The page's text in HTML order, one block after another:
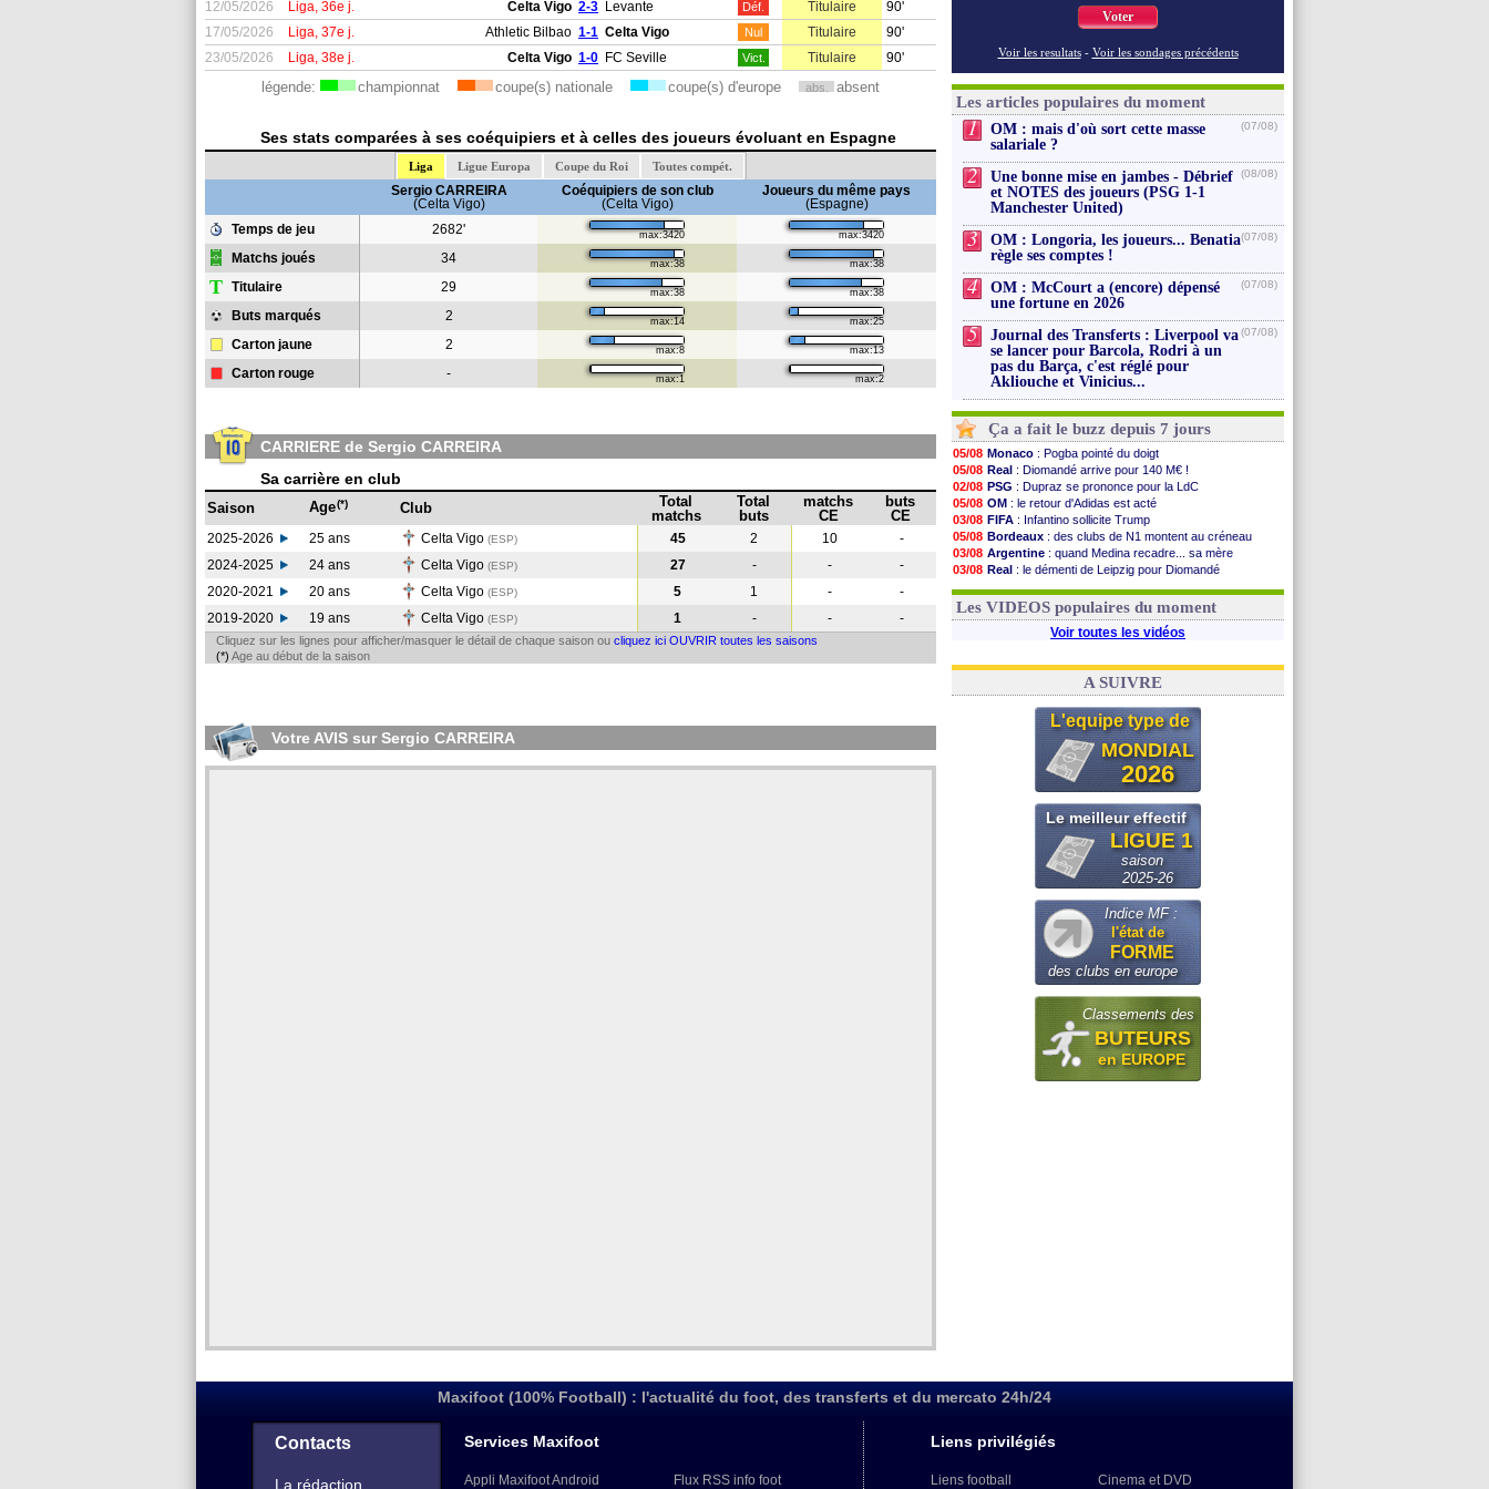
12/05/2026
Liga, 36e j. Celta Vigo 2-3 Levante Déf. Titulaire
90'
17/05/2026
Liga, 37e j. Athletic Bilbao 1-1 Celta Vigo Nul Titulaire
90'
23/05/2026
Liga, 38e j. Celta Vigo 1-0 FC Seville Vict. Titulaire 90'
légende: championnat coupe(s) nationale coupe(s) d'europe abs. absent
Ses stats comparées à ses coéquipiers et à celles des joueurs évoluant en Espagne
Liga Ligue Europa Coupe du Roi Toutes compét.
Sergio CARREIRA
(Celta Vigo)
Coéquipiers de son club
(Celta Vigo)
Joueurs du même pays
(Espagne)
Temps de jeu
2682' max:3420 max:3420
Matchs joués 34 max:38 max:38
T Titulaire 29 max:38 max:38
Buts marqués 2 max:14 max:25
Carton jaune 2 max:8 max:13
Carton rouge - max:1 max:2
CARRIERE de Sergio CARREIRA
Sa carrière en club
Saison Age(*) Club
Total
matchs
Total
buts
matchs
CE
buts
CE
2025-2026 25 ans Celta Vigo (ESP) 45 2 10
-
2024-2025
24 ans Celta Vigo (ESP) 27 - -
-
2020-2021
20 ans Celta Vigo (ESP) 5 1 -
-
2019-2020
19 ans Celta Vigo (ESP) 1 - - -
Cliquez sur les lignes pour afficher/masquer le détail de chaque saison ou cliquez ici OUVRIR toutes les saisons
(*) Age au début de la saison
Votre AVIS sur Sergio CARREIRA
Voter
Voir les resultats - Voir les sondages précédents
Les articles populaires du moment
1
OM : mais d'où sort cette masse
salariale ?
(07/08)
2
Une bonne mise en jambes - Débrief
et NOTES des joueurs (PSG 1-1
Manchester United)
(08/08)
3
OM : Longoria, les joueurs... Benatia
règle ses comptes !
(07/08)
4
OM : McCourt a (encore) dépensé
une fortune en 2026
(07/08)
5
Journal des Transferts : Liverpool va
se lancer pour Barcola, Rodri à un
pas du Barça, c'est réglé pour
Akliouche et Vinicius...
(07/08)
Ça a fait le buzz depuis 7 jours
05/08 Monaco : Pogba pointé du doigt
05/08 Real : Diomandé arrive pour 140 M€ !
02/08 PSG : Dupraz se prononce pour la LdC
05/08 OM : le retour d'Adidas est acté
03/08 FIFA : Infantino sollicite Trump
05/08 Bordeaux : des clubs de N1 montent au créneau
03/08 Argentine : quand Medina recadre... sa mère
03/08 Real : le démenti de Leipzig pour Diomandé
03/08 OM: Paixão attire un 2e club anglais
Les VIDEOS populaires du moment
Voir toutes les vidéos
A SUIVRE
L'equipe type de
MONDIAL
2026
Le meilleur effectif
LIGUE 1
saison
2025-26
Indice MF :
l'état de
FORME
des clubs en europe
Classements des
BUTEURS
en EUROPE
Maxifoot (100% Football) : l'actualité du foot, des transferts et du mercato 24h/24
Contacts
La rédaction
Services Maxifoot
Appli Maxifoot Android Flux RSS info foot
Liens privilégiés
Liens football Cinema et DVD